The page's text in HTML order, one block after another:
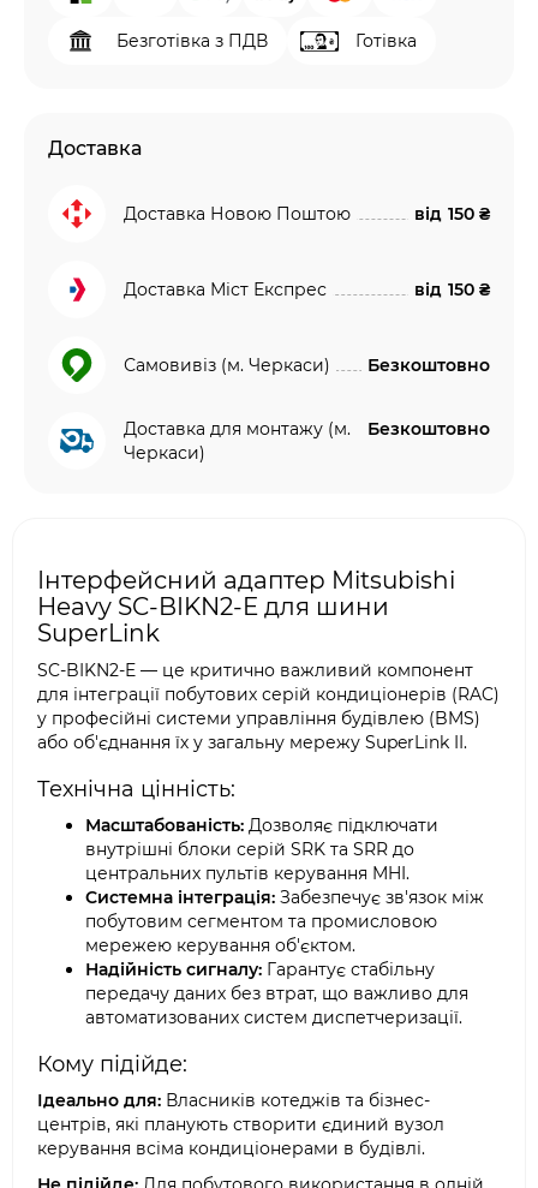
Безготівка з ПДВ Готівка
Доставка
Доставка Новою Поштою від 150 ₴
Доставка Міст Експрес від 150 ₴
Самовивіз (м. Черкаси) Безкоштовно
Доставка для монтажу (м.
Черкаси)
Безкоштовно
Інтерфейсний адаптер Mitsubishi
Heavy SC-BIKN2-E для шини
SuperLink
SC-BIKN2-E — це критично важливий компонент
для інтеграції побутових серій кондиціонерів (RAC)
у професійні системи управління будівлею (BMS)
або об'єднання їх у загальну мережу SuperLink II.
Технічна цінність:
Масштабованість: Дозволяє підключати
внутрішні блоки серій SRK та SRR до
центральних пультів керування MHI.
Системна інтеграція: Забезпечує зв'язок між
побутовим сегментом та промисловою
мережею керування об'єктом.
Надійність сигналу: Гарантує стабільну
передачу даних без втрат, що важливо для
автоматизованих систем диспетчеризації.
Кому підійде:
Ідеально для: Власників котеджів та бізнес-
центрів, які планують створити єдиний вузол
керування всіма кондиціонерами в будівлі.